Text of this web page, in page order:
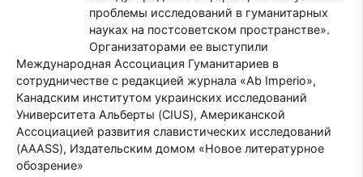
проблемы исследований в гуманитарных
науках на постсоветском пространстве».
Организаторами ее выступили
Международная Ассоциация Гуманитариев в
сотрудничестве с редакцией журнала «Ab Imperio»,
Канадским институтом украинских исследований
Университета Альберты (CIUS), Американской
Ассоциацией развития славистических исследований
(AAASS), Издательским домом «Новое литературное
обозрение»